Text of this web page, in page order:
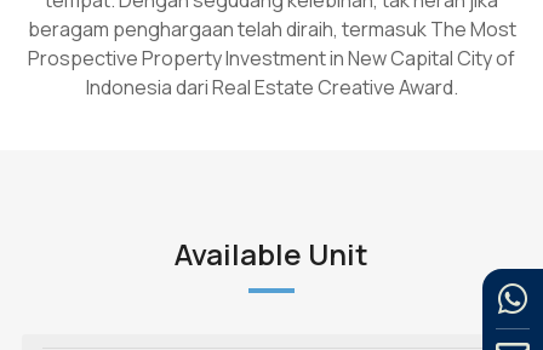
beragam penghargaan telah diraih, termasuk The Most
Prospective Property Investment in New Capital City of
Indonesia dari Real Estate Creative Award.
Available Unit